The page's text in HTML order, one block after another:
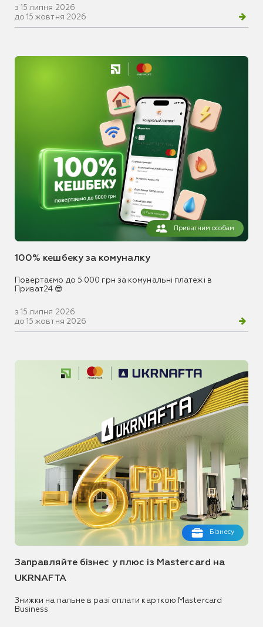
з 15 липня 2026
до 15 жовтня 2026
Приватним особам
100% кешбеку за комуналку
Повертаємо до 5 000 грн за комунальні платежі в
Приват24 😎
з 15 липня 2026
до 15 жовтня 2026
Бізнесу
Заправляйте бізнес у плюс із Mastercard на
UKRNAFTA
Знижки на пальне в разі оплати карткою Mastercard
Business